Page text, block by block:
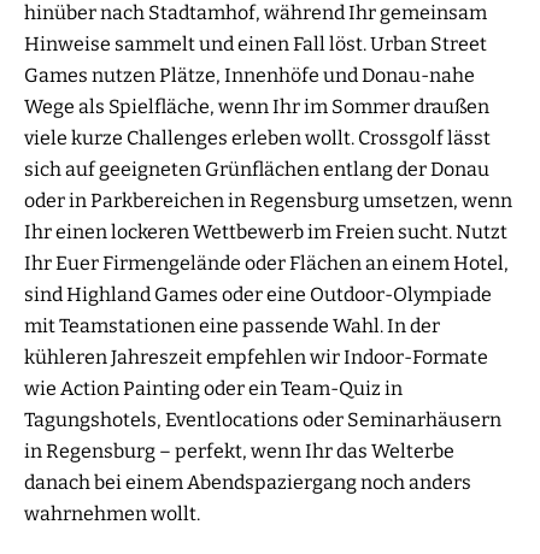
hinüber nach Stadtamhof, während Ihr gemeinsam
Hinweise sammelt und einen Fall löst. Urban Street
Games nutzen Plätze, Innenhöfe und Donau-nahe
Wege als Spielfläche, wenn Ihr im Sommer draußen
viele kurze Challenges erleben wollt. Crossgolf lässt
sich auf geeigneten Grünflächen entlang der Donau
oder in Parkbereichen in Regensburg umsetzen, wenn
Ihr einen lockeren Wettbewerb im Freien sucht. Nutzt
Ihr Euer Firmengelände oder Flächen an einem Hotel,
sind Highland Games oder eine Outdoor-Olympiade
mit Teamstationen eine passende Wahl. In der
kühleren Jahreszeit empfehlen wir Indoor-Formate
wie Action Painting oder ein Team-Quiz in
Tagungshotels, Eventlocations oder Seminarhäusern
in Regensburg – perfekt, wenn Ihr das Welterbe
danach bei einem Abendspaziergang noch anders
wahrnehmen wollt.